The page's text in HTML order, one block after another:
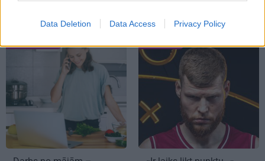
Data Deletion Data Access Privacy Policy